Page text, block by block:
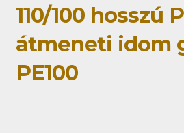
110/100 hosszú
átmeneti idom
PE100